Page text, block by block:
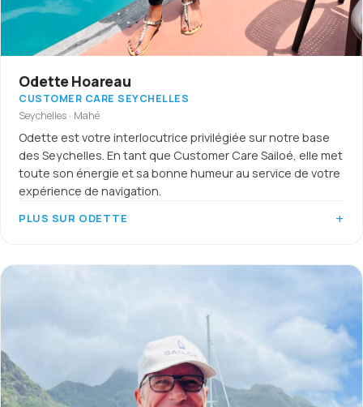
Odette Hoareau
CUSTOMER CARE SEYCHELLES
Seychelles · Mahé
Odette est votre interlocutrice privilégiée sur notre base
des Seychelles. En tant que Customer Care Sailoé, elle met
toute son énergie et sa bonne humeur au service de votre
expérience de navigation.
PLUS SUR ODETTE